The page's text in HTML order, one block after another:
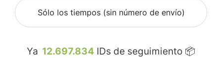
Sólo los tiempos (sin número de envío)
Ya 12.697.834 IDs de seguimiento 📦